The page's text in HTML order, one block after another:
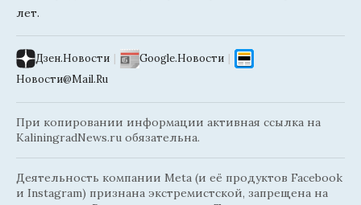
лет.
Дзен.Новости | Google.Новости |
Новости@Mail.Ru
При копировании информации активная ссылка на
KaliningradNews.ru обязательна.
Деятельность компании Meta (и её продуктов Facebook
и Instagram) признана экстремистской, запрещена на